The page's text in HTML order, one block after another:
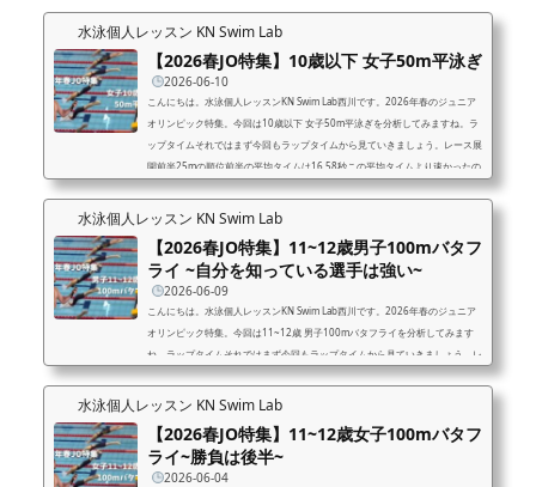
水泳個人レッスン KN Swim Lab
【2026春JO特集】10歳以下 女子50m平泳ぎ
2026-06-10
こんにちは。水泳個人レッスンKN Swim Lab西川です。2026年春のジュニア
オリンピック特集。今回は10歳以下 女子50m平泳ぎを分析してみますね。ラ
ップタイムそれではまず今回もラップタイムから見ていきましょう。レース展
開前半25mの順位前半の平均タイムは16.58秒この平均タイムより速かったの
は1位2位3位4位の4選手でした。50mというスプリント種目では当然です
のみ。50m種目、前半から突...
水泳個人レッスン KN Swim Lab
【2026春JO特集】11~12歳男子100mバタフ
ライ ~自分を知っている選手は強い~
2026-06-09
こんにちは。水泳個人レッスンKN Swim Lab西川です。2026年春のジュニア
オリンピック特集。今回は11~12歳 男子100mバタフライを分析してみます
ね。ラップタイムそれではまず今回もラップタイムから見ていきましょう。レ
ース展開前半50m終了時の順位前半の平均タイムは27.43秒この平均より速か
った選手は1位、2位、3位、4位の4名でした。この結果から考えられるのは
時の順位後半の平均タイムは31.57秒この平均タイムより速かった選手は1
位、2位、3位、4位の4選手...
水泳個人レッスン KN Swim Lab
【2026春JO特集】11~12歳女子100mバタフ
ライ~勝負は後半~
2026-06-04